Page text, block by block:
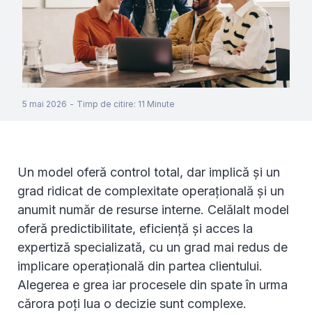
5 mai 2026 - Timp de citire: 11 Minute
Un model oferă control total, dar implică și un
grad ridicat de complexitate operațională și un
anumit număr de resurse interne. Celălalt model
oferă predictibilitate, eficiență și acces la
expertiză specializată, cu un grad mai redus de
implicare operațională din partea clientului.
Alegerea e grea iar procesele din spate în urma
cărora poți lua o decizie sunt complexe.